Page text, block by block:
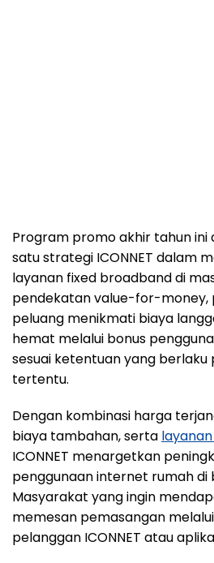
Program promo akhir tahun ini
satu strategi ICONNET dalam
layanan fixed broadband di
pendekatan value-for-money,
peluang menikmati biaya
hemat melalui bonus
sesuai ketentuan yang berlaku
tertentu.
Dengan kombinasi harga
biaya tambahan, serta
ICONNET menargetkan
penggunaan internet rumah di
Masyarakat yang ingin
memesan pemasangan
pelanggan ICONNET atau